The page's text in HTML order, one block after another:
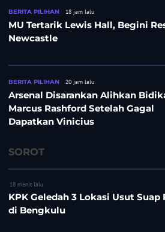
BERITA PILIHAN 18 jam lalu
MU Tertarik Lewis Hall, Begini
Newcastle
BERITA PILIHAN 20 jam lalu
Arsenal Disarankan Alihkan
Marcus Rashford Setelah Gagal
Dapatkan Vinicius
SOROT
18 menit lalu
KPK Geledah 3 Lokasi Usut Suap
di Bengkulu